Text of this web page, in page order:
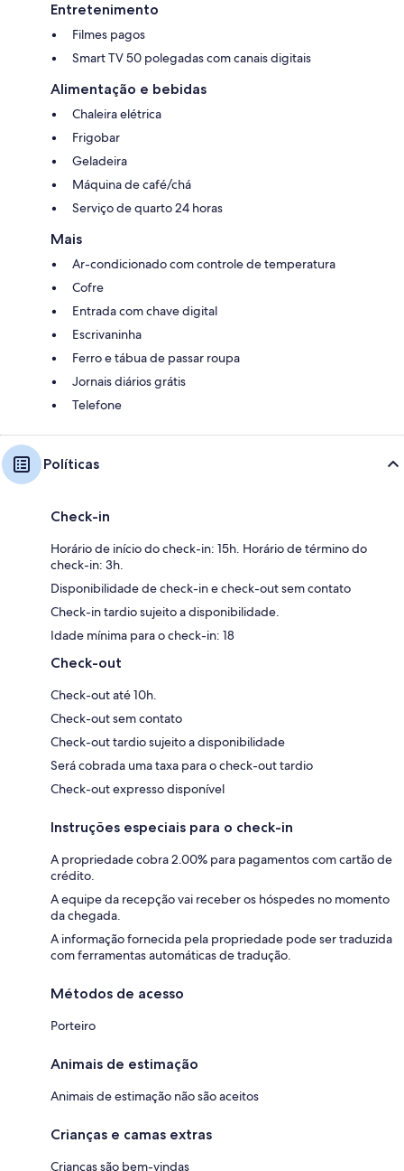
Entretenimento
Filmes pagos
Smart TV 50 polegadas com canais digitais
Alimentação e bebidas
Chaleira elétrica
Frigobar
Geladeira
Máquina de café/chá
Serviço de quarto 24 horas
Mais
Ar-condicionado com controle de temperatura
Cofre
Entrada com chave digital
Escrivaninha
Ferro e tábua de passar roupa
Jornais diários grátis
Telefone
Políticas
Check-in
Horário de início do check-in: 15h. Horário de término do
check-in: 3h.
Disponibilidade de check-in e check-out sem contato
Check-in tardio sujeito a disponibilidade.
Idade mínima para o check-in: 18
Check-out
Check-out até 10h.
Check-out sem contato
Check-out tardio sujeito a disponibilidade
Será cobrada uma taxa para o check-out tardio
Check-out expresso disponível
Instruções especiais para o check-in
A propriedade cobra 2.00% para pagamentos com cartão de
crédito.
A equipe da recepção vai receber os hóspedes no momento
da chegada.
A informação fornecida pela propriedade pode ser traduzida
com ferramentas automáticas de tradução.
Métodos de acesso
Porteiro
Animais de estimação
Animais de estimação não são aceitos
Crianças e camas extras
Crianças são bem-vindas